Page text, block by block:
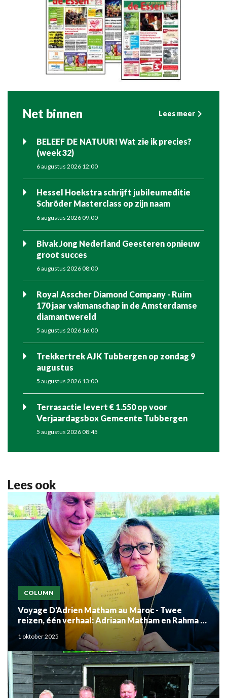
Net binnen Lees meer
BELEEF DE NATUUR! Wat zie ik precies?
(week 32)
6 augustus 2026 12:00
Hessel Hoekstra schrijft jubileumeditie
Schröder Masterclass op zijn naam
6 augustus 2026 09:00
Bivak Jong Nederland Geesteren opnieuw
groot succes
6 augustus 2026 08:00
Royal Asscher Diamond Company - Ruim
170 jaar vakmanschap in de Amsterdamse
diamantwereld
5 augustus 2026 16:00
Trekkertrek AJK Tubbergen op zondag 9
augustus
5 augustus 2026 13:00
Terrasactie levert € 1.550 op voor
Verjaardagsbox Gemeente Tubbergen
5 augustus 2026 08:45
Lees ook
COLUMN
Voyage D'Adrien Matham au Maroc - Twee
reizen, één verhaal: Adriaan Matham en Rahma el
Mouden
1 oktober 2025